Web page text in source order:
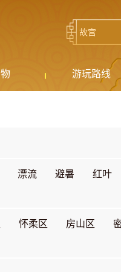
游玩路线
漂流 避暑 红叶
怀柔区 房山区